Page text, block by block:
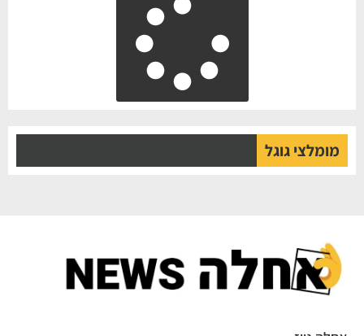
מומלצי גוגל